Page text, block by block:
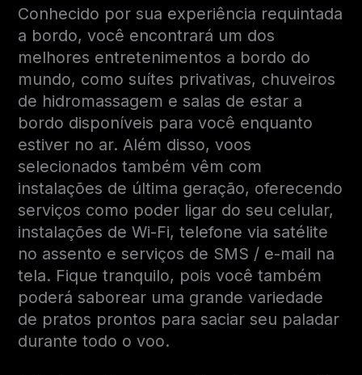
Conhecido por sua experiência requintada
a bordo, você encontrará um dos
melhores entretenimentos a bordo do
mundo, como suítes privativas, chuveiros
de hidromassagem e salas de estar a
bordo disponíveis para você enquanto
estiver no ar. Além disso, voos
selecionados também vêm com
instalações de última geração, oferecendo
serviços como poder ligar do seu celular,
instalações de Wi-Fi, telefone via satélite
no assento e serviços de SMS / e-mail na
tela. Fique tranquilo, pois você também
poderá saborear uma grande variedade
de pratos prontos para saciar seu paladar
durante todo o voo.